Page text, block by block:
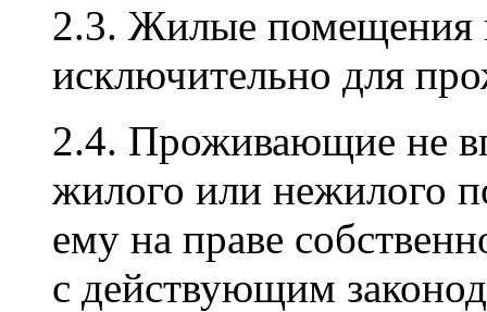
2.3. Жилые помещения
исключительно для
2.4. Проживающие не
жилого или нежилого
ему на праве
с действующим